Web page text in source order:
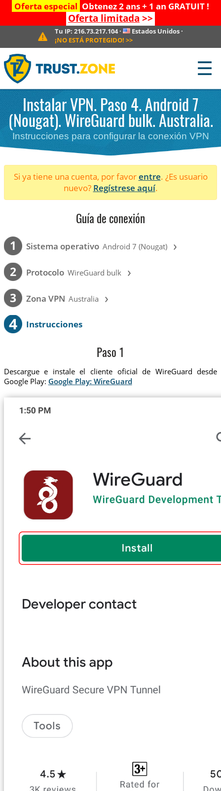
Oferta especial Obtenez 2 ans + 1 an GRATUIT !
Oferta limitada >>
Tu IP: 216.73.217.104· Estados Unidos ·
¡NO ESTÁ PROTEGIDO! >>
☰
Instalar VPN. Paso 4. Android 7
(Nougat). WireGuard bulk. Australia.
Instrucciones para configurar la conexión VPN
Si ya tiene una cuenta, por favorentre. ¿Es usuario
nuevo? Regístrese aquí.
Guía de conexión
1 Sistema operativo Android 7 (Nougat) ›
2 Protocolo WireGuard bulk ›
3 Zona VPN Australia ›
4 Instrucciones
Paso 1
Descargue e instale el cliente oficial de WireGuard desde
Google Play: Google Play: WireGuard